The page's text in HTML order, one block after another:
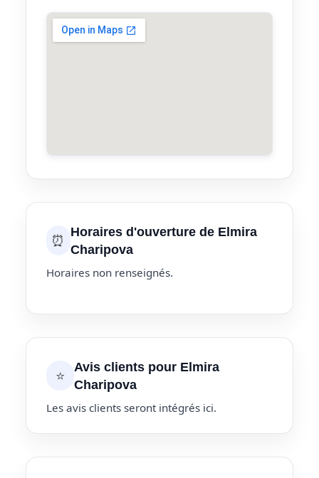
⏰ Horaires d'ouverture de Elmira
Charipova
Horaires non renseignés.
⭐
Avis clients pour Elmira
Charipova
Les avis clients seront intégrés ici.